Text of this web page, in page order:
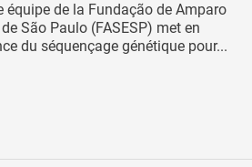
équipe de la Fundação de Amparo
São Paulo (FASESP) met en
du séquençage génétique pour...